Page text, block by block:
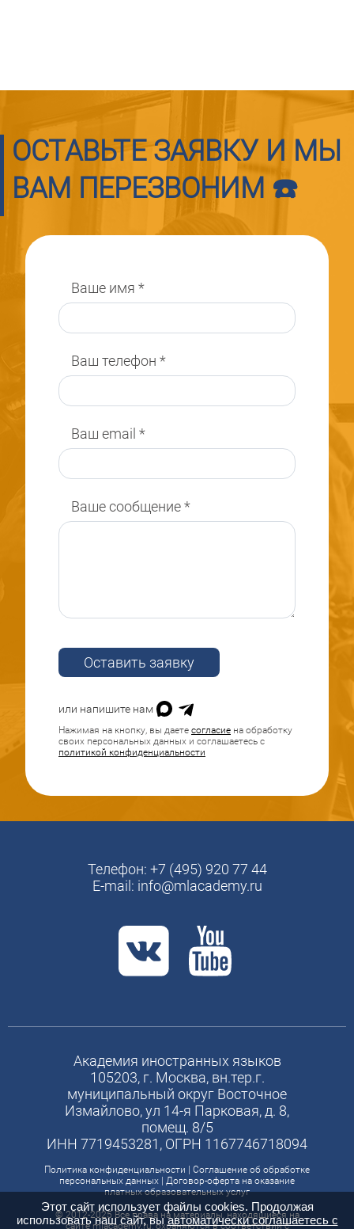
ОСТАВЬТЕ ЗАЯВКУ И МЫ
ВАМ ПЕРЕЗВОНИМ ☎️
Ваше имя *
Ваш телефон *
Ваш email *
Ваше сообщение*
Оставить заявку
или напишите нам
Нажимая на кнопку, вы даете согласие на обработку
своих персональных данных и соглашаетесь с
политикой конфиденциальности
Телефон: +7 (495) 920 77 44
E-mail: info@mlacademy.ru
Академия иностранных языков
105203, г. Москва, вн.тер.г.
муниципальный округ Восточное
Измайлово, ул 14-я Парковая, д. 8,
помещ. 8/5
ИНН 7719453281, ОГРН 1167746718094
Политика конфиденциальности
Соглашение об обработке
персональных данных
Договор-оферта на оказание
платных образовательных услуг
© 2012-2025 Все права на материалы, находящиеся на
сайте mlacademy.ru, охраняются в соответствии с
Этот сайт использует файлы cookies. Продолжая
использовать наш сайт, выавтоматически соглашаетесь с